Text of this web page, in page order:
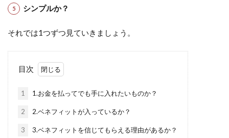
シンプルか？
それでは1つずつ見ていきましょう。
目次
1 1.お金を払ってでも手に入れたいものか？
2 2.ベネフィットが入っているか？
3 3.ベネフィットを信じてもらえる理由があるか？